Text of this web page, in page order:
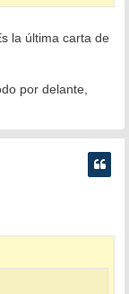
la última carta de
por delante,